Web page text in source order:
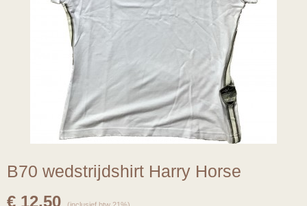
B70 wedstrijdshirt Harry Horse
€ 12,50